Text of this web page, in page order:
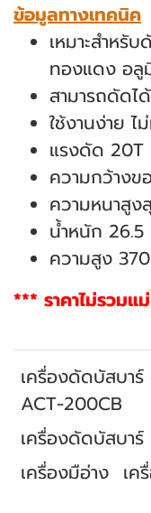
ข้อมูลทางเทคนิค
เหมาะสำหรั
ทองแดง อลู
สามารถดัดไ
ใช้งานง่าย ไ
แรงดัด 20T
ความกว้าง
ความหนาสูง
น้ำหนัก 26.5
ความสูง
*** ราคาไม่รวม
เครื่องดัดบัสบา
ACT-200CB
เครื่องดัดบัสบาร์
เครื่องมือ่าง เค